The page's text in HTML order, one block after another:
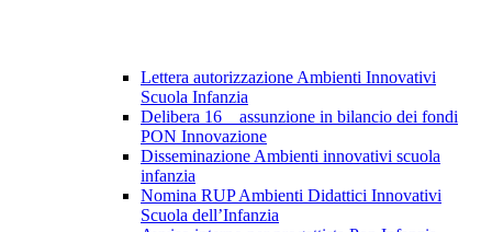
Lettera autorizzazione Ambienti Innovativi
Scuola Infanzia
Delibera 16 _ assunzione in bilancio dei fondi
PON Innovazione
Disseminazione Ambienti innovativi scuola
infanzia
Nomina RUP Ambienti Didattici Innovativi
Scuola dell’Infanzia